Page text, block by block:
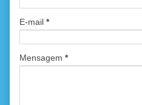
E-mail *
Mensagem *